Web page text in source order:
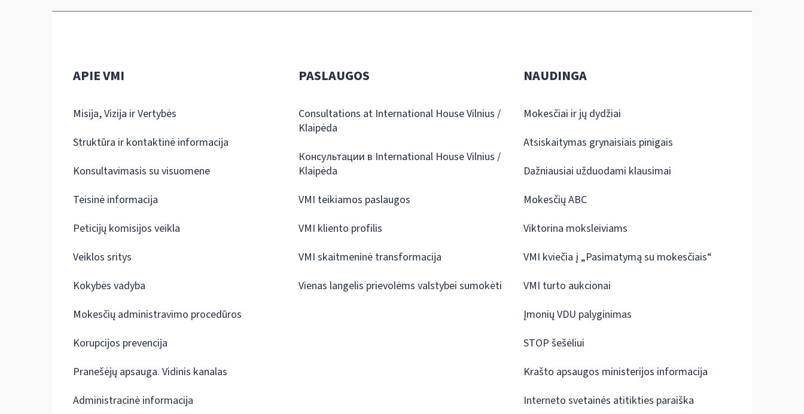
APIE VMI
Misija, Vizija ir Vertybės
Struktūra ir kontaktinė informacija
Konsultavimasis su visuomene
Teisinė informacija
Peticijų komisijos veikla
Veiklos sritys
Kokybės vadyba
Mokesčių administravimo procedūros
Korupcijos prevencija
Pranešėjų apsauga. Vidinis kanalas
Administracinė informacija
PASLAUGOS
Consultations at International House Vilnius /
Klaipėda
Консультации в International House Vilnius /
Klaipėda
VMI teikiamos paslaugos
VMI kliento profilis
VMI skaitmeninė transformacija
Vienas langelis prievolėms valstybei sumokėti
NAUDINGA
Mokesčiai ir jų dydžiai
Atsiskaitymas grynaisiais pinigais
Dažniausiai užduodami klausimai
Mokesčių ABC
Viktorina moksleiviams
VMI kviečia į „Pasimatymą su mokesčiais“
VMI turto aukcionai
Įmonių VDU palyginimas
STOP šešėliui
Krašto apsaugos ministerijos informacija
Interneto svetainės atitikties paraiška